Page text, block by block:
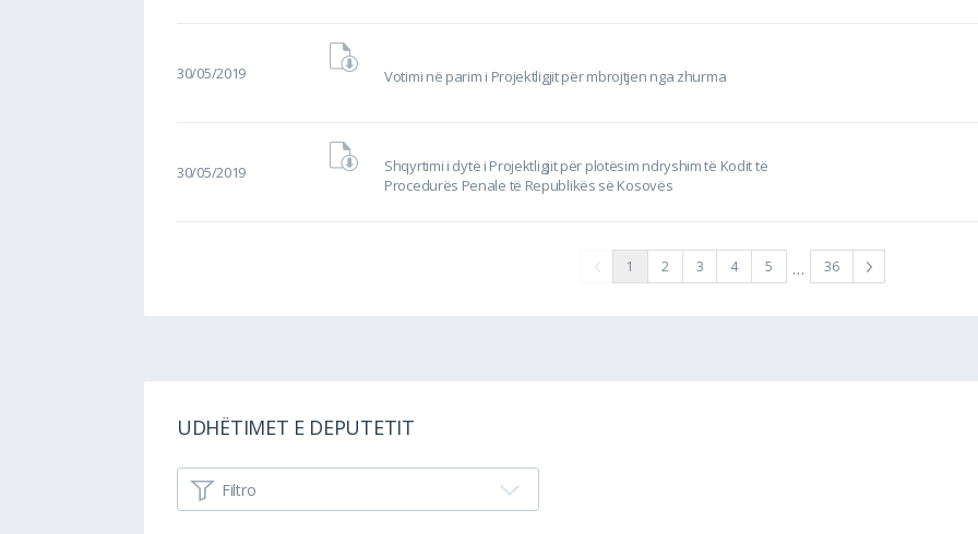
30/05/2019 Votimi në parim i Projektligjit për mbrojtjen nga zhurma
30/05/2019
Shqyrtimi i dytë i Projektligjit për plotësim ndryshim të Kodit të
Procedurës Penale të Republikës së Kosovës
1 2 3 4 5 … 36
UDHËTIMET E DEPUTETIT
Filtro